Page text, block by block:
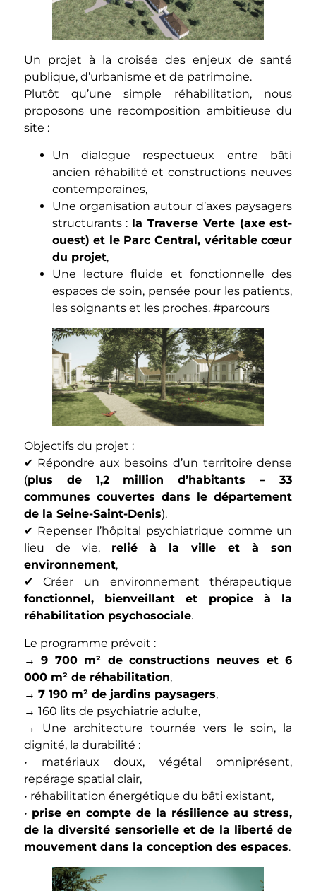
Un projet à la croisée des enjeux de santé
publique, d’urbanisme et de patrimoine.
Plutôt qu’une simple réhabilitation, nous
proposons une recomposition ambitieuse du
site :
Un dialogue respectueux entre bâti
ancien réhabilité et constructions neuves
contemporaines,
Une organisation autour d’axes paysagers
structurants : la Traverse Verte (axe est-
ouest) et le Parc Central, véritable cœur
du projet,
Une lecture fluide et fonctionnelle des
espaces de soin, pensée pour les patients,
les soignants et les proches. #parcours
Objectifs du projet :
✔ Répondre aux besoins d’un territoire dense
(plus de 1,2 million d’habitants – 33
communes couvertes dans le département
de la Seine-Saint-Denis),
✔ Repenser l’hôpital psychiatrique comme un
lieu de vie, relié à la ville et à son
environnement,
✔ Créer un environnement thérapeutique
fonctionnel, bienveillant et propice à la
réhabilitation psychosociale.
Le programme prévoit :
→9 700 m² de constructions neuves et 6
000 m² de réhabilitation,
→ 7 190 m² de jardins paysagers,
→ 160 lits de psychiatrie adulte,
→ Une architecture tournée vers le soin, la
dignité, la durabilité :
• matériaux doux, végétal omniprésent,
repérage spatial clair,
• réhabilitation énergétique du bâti existant,
• prise en compte de la résilience au stress,
de la diversité sensorielle et de la liberté de
mouvement dans la conception des espaces.